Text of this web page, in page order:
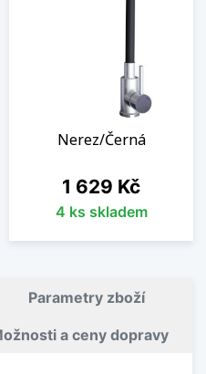
Nerez/Černá
Cena
1 629 Kč
4 ks skladem
Parametry zboží
a ceny dopravy